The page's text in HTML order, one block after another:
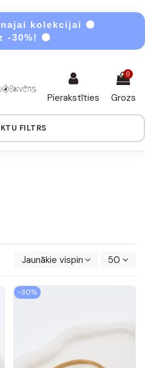
kolekcijai ⚫
-30%! ⚫
Pierakstīties
0
Grozs
FILTRS
Jaunākie vispirms 50
-30%